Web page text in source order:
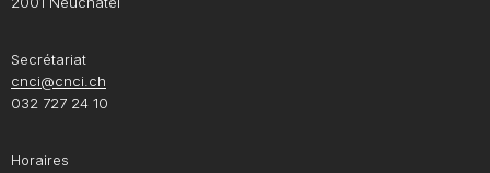
Secrétariat
cnci@cnci.ch
032 727 24 10
Horaires